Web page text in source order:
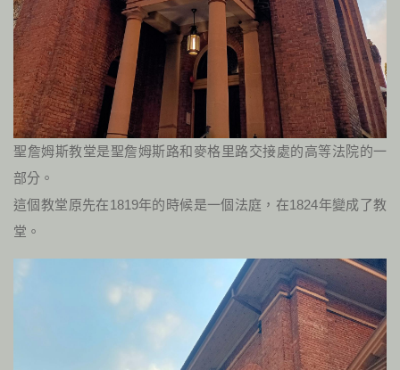
聖詹姆斯教堂是聖詹姆斯路和麥格里路交接處的高等法院的一
部分。
這個教堂原先在1819年的時候是一個法庭，在1824年變成了教
堂。